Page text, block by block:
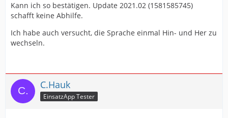
Kann ich so bestätigen. Update 2021.02 (1581585745)
schafft keine Abhilfe.
Ich habe auch versucht, die Sprache einmal Hin- und Her zu
wechseln.
C.Hauk
EinsatzApp Tester